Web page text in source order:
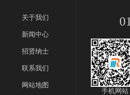
关于我们
新闻中心
招贤纳士
联系我们
网站地图
手机网站